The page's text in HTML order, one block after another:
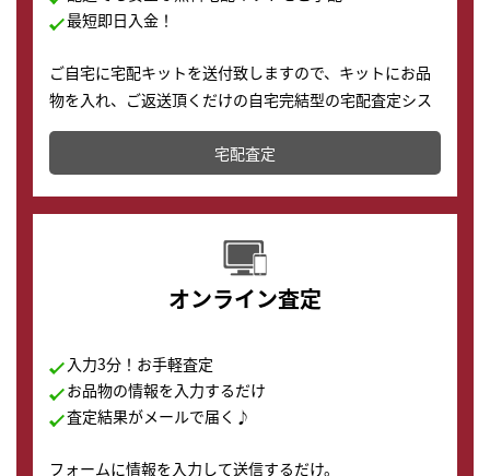
最短即日入金！
ご自宅に宅配キットを送付致しますので、キットにお品
物を入れ、ご返送頂くだけの自宅完結型の宅配査定シス
テムです。
配送でも簡単&安全に査定・買取に出すことが可能で
す。
宅配査定
オンライン査定
入力3分！お手軽査定
お品物の情報を入力するだけ
査定結果がメールで届く♪
フォームに情報を入力して送信するだけ。